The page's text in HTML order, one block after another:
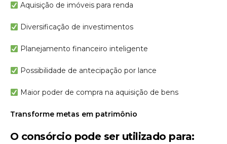
Aquisição de imóveis para renda
Diversificação de investimentos
Planejamento financeiro inteligente
Possibilidade de antecipação por lance
Maior poder de compra na aquisição de bens
Transforme metas em patrimônio
O consórcio pode ser utilizado para: